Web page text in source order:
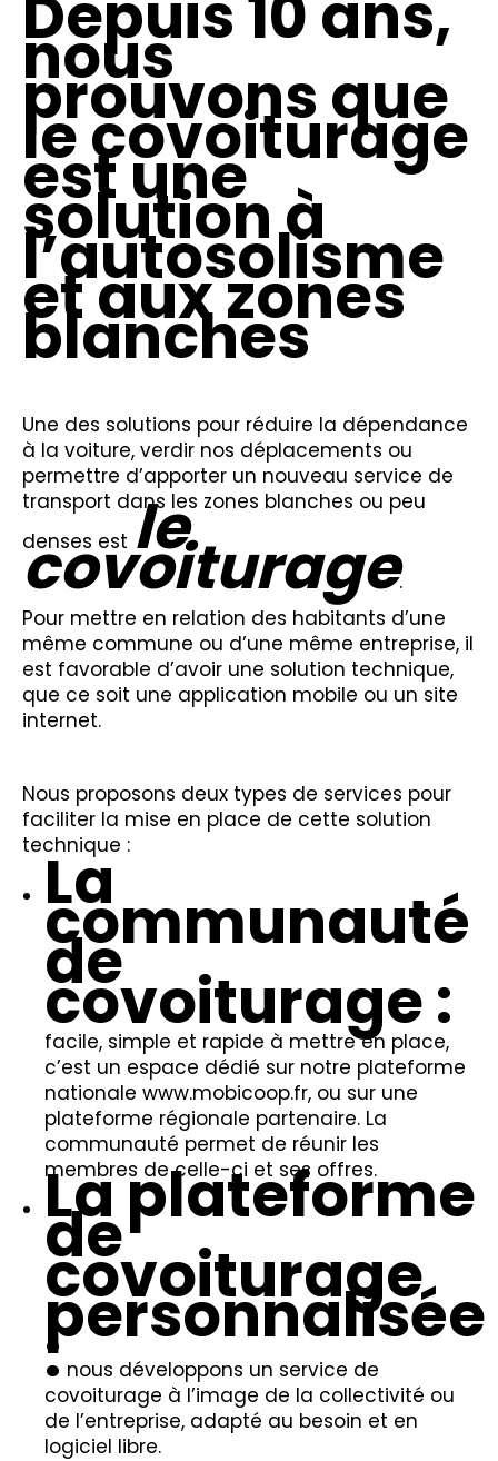
nous
prouvons que
le covoiturage
est une
solution à
l’autosolisme
et aux zones
blanches
Une des solutions pour réduire la dépendance
à la voiture, verdir nos déplacements ou
permettre d’apporter un nouveau service de
transport dans les zones blanches ou peu
denses est le
covoiturage.
Pour mettre en relation des habitants d’une
même commune ou d’une même entreprise, il
est favorable d’avoir une solution technique,
que ce soit une application mobile ou un site
internet.
Nous proposons deux types de services pour
faciliter la mise en place de cette solution
technique :
La
communauté
de
covoiturage :
facile, simple et rapide à mettre en place,
c’est un espace dédié sur notre plateforme
nationale www.mobicoop.fr, ou sur une
plateforme régionale partenaire. La
communauté permet de réunir les
membres de celle-ci et ses offres.
La plateforme
de
covoiturage
personnalisée
: nous développons un service de
covoiturage à l’image de la collectivité ou
de l’entreprise, adapté au besoin et en
logiciel libre.